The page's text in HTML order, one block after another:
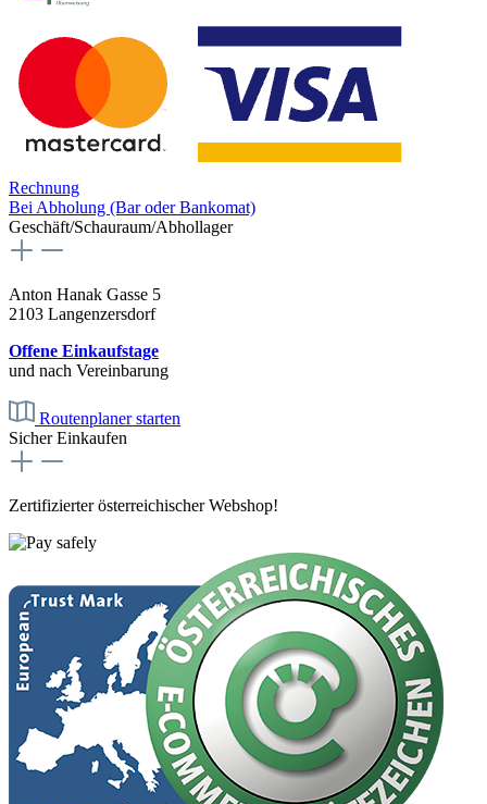
Rechnung
Bei Abholung (Bar oder Bankomat)
Geschäft/Schauraum/Abhollager
Anton Hanak Gasse 5
2103 Langenzersdorf
Offene Einkaufstage
und nach Vereinbarung
Routenplaner starten
Sicher Einkaufen
Zertifizierter österreichischer Webshop!